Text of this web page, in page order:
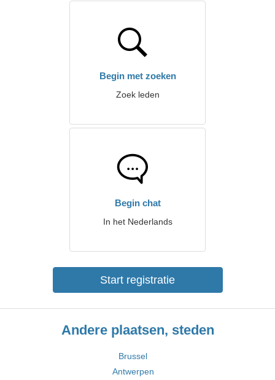
Begin met zoeken
Zoek leden
Begin chat
In het Nederlands
Start registratie
Andere plaatsen, steden
Brussel
Antwerpen